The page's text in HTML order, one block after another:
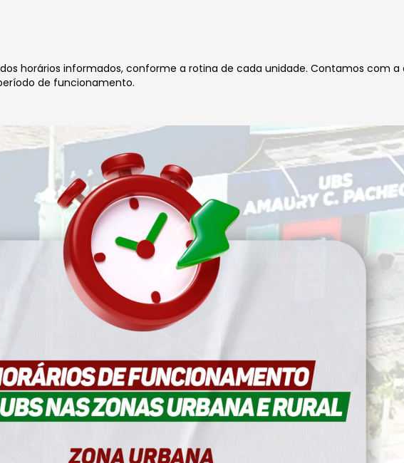
horários informados, conforme a rotina de cada unidade. Contamos com
de funcionamento.